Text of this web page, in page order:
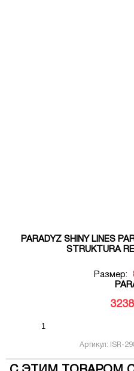
PARADYZ SHINY LINES
STRUKTURA
Размер:
3238
Артикул: ISR-